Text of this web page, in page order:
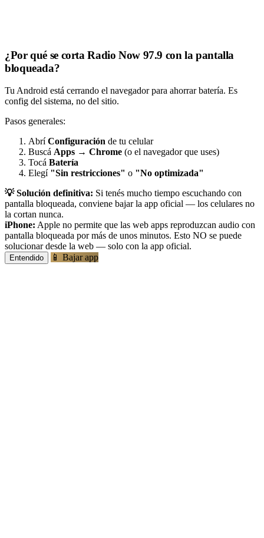
¿Por qué se corta Radio Now 97.9 con la pantalla
bloqueada?
Tu Android está cerrando el navegador para ahorrar batería. Es
config del sistema, no del sitio.
Pasos generales:
AbríConfiguración de tu celular
Buscá Apps → Chrome (o el navegador que uses)
Tocá Batería
Elegí "Sin restricciones" o "No optimizada"
💡 Solución definitiva: Si tenés mucho tiempo escuchando con
pantalla bloqueada, conviene bajar la app oficial — los celulares no
la cortan nunca.
iPhone: Apple no permite que las web apps reproduzcan audio con
pantalla bloqueada por más de unos minutos. Esto NO se puede
solucionar desde la web — solo con la app oficial.
Entendido 📱 Bajar app